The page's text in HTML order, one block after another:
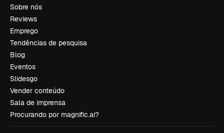
Sobre nós
Reviews
Emprego
Tendências de pesquisa
Blog
Eventos
Slidesgo
Vender conteúdo
Sala de imprensa
Procurando por magnific.ai?